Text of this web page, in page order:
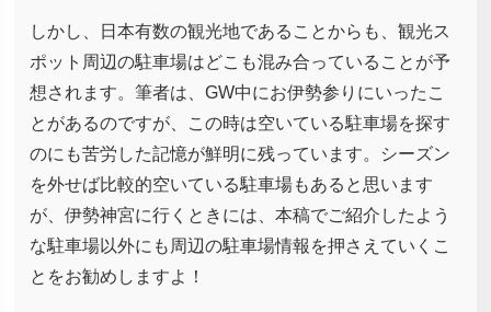
しかし、日本有数の観光地であることからも、観光ス
ポット周辺の駐車場はどこも混み合っていることが予
想されます。筆者は、GW中にお伊勢参りにいったこ
とがあるのですが、この時は空いている駐車場を探す
のにも苦労した記憶が鮮明に残っています。シーズン
を外せば比較的空いている駐車場もあると思います
が、伊勢神宮に行くときには、本稿でご紹介したよう
な駐車場以外にも周辺の駐車場情報を押さえていくこ
とをお勧めしますよ！